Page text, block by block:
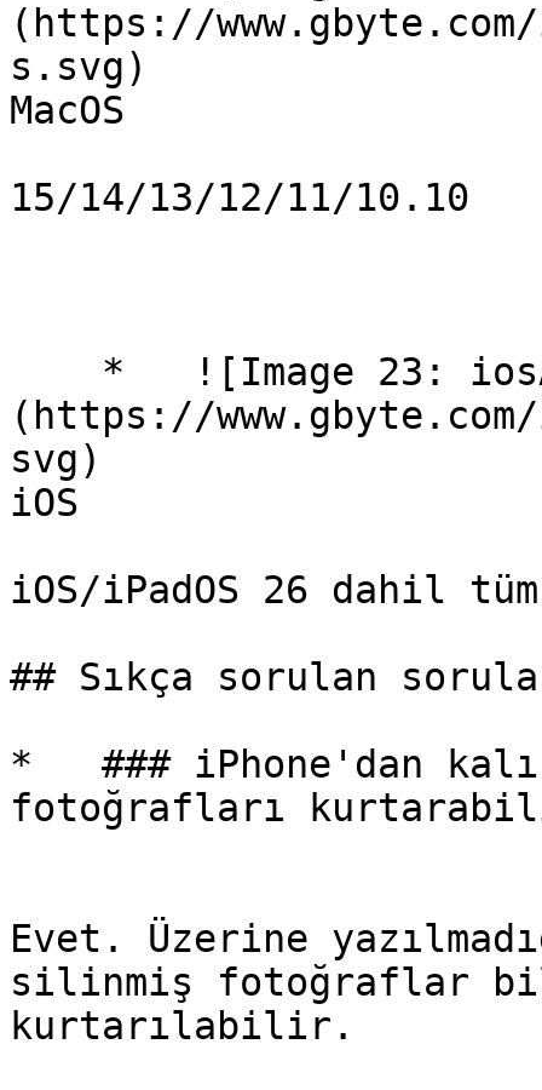
(https://www.gbyte.com/
s.svg)
MacOS
15/14/13/12/11/10.10
(https://
svg)
iOS
iOS/iPadOS 26 dahil
## Sıkça sorulan
*   ### iPhone'dan
fotoğrafları
Evet. Üzerine
silinmiş fotoğraflar
kurtarılabilir.